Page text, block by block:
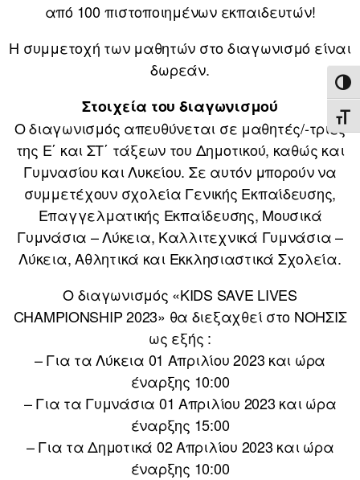
από 100 πιστοποιημένων εκπαιδευτών!
Η συμμετοχή των μαθητών στο διαγωνισμό είναι
δωρεάν.
Στοιχεία του διαγωνισμού
Ο διαγωνισμός απευθύνεται σε μαθητές/-τριες
της Ε΄ και ΣΤ΄ τάξεων του Δημοτικού, καθώς και
Γυμνασίου και Λυκείου. Σε αυτόν μπορούν να
συμμετέχουν σχολεία Γενικής Εκπαίδευσης,
Επαγγελματικής Εκπαίδευσης, Μουσικά
Γυμνάσια – Λύκεια, Καλλιτεχνικά Γυμνάσια –
Λύκεια, Αθλητικά και Εκκλησιαστικά Σχολεία.
Ο διαγωνισμός «KIDS SAVE LIVES
CHAMPIONSHIP 2023» θα διεξαχθεί στο ΝΟΗΣΙΣ
ως εξής :
– Για τα Λύκεια 01 Απριλίου 2023 και ώρα
έναρξης 10:00
– Για τα Γυμνάσια 01 Απριλίου 2023 και ώρα
έναρξης 15:00
– Για τα Δημοτικά 02 Απριλίου 2023 και ώρα
έναρξης 10:00